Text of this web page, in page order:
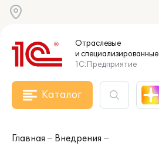
Отраслевые
и специализированные
1С:Предприятие
Каталог
Главная
Внедрения